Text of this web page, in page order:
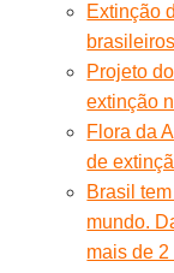
Extinção
brasileiros
Projeto
extinção
Flora da
de
Brasil
mundo.
mais de